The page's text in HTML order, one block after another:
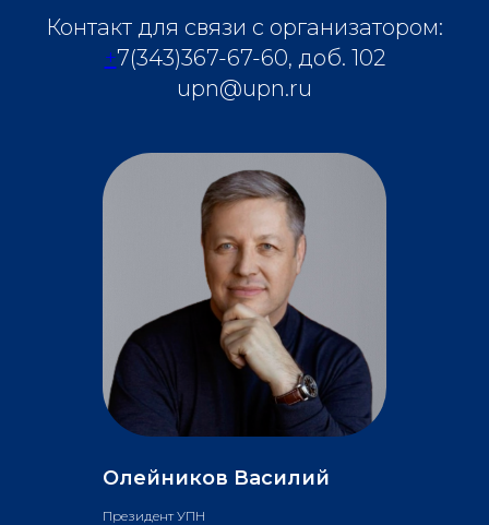
Контакт для связи с организатором:
+7(343)367-67-60, доб. 102
upn@upn.ru
Олейников Василий
Президент УПН